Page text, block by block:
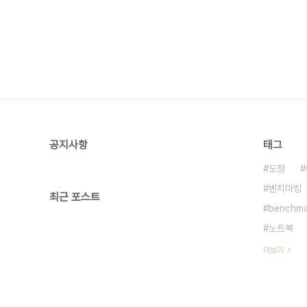
공지사항
최근 포스트
태그
도청
벤치마킹
노트북
더보기